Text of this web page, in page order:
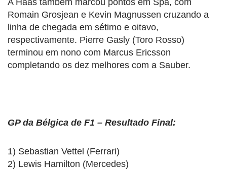
A Haas também marcou pontos em Spa, com
Romain Grosjean e Kevin Magnussen cruzando a
linha de chegada em sétimo e oitavo,
respectivamente. Pierre Gasly (Toro Rosso)
terminou em nono com Marcus Ericsson
completando os dez melhores com a Sauber.
GP da Bélgica de F1 – Resultado Final:
1) Sebastian Vettel (Ferrari)
2) Lewis Hamilton (Mercedes)